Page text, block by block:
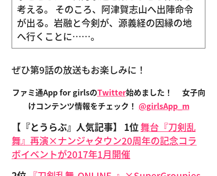
考える。 そのころ、阿津賀志山へ出陣命令
が出る。岩融と今剣が、源義経の因縁の地
へ行くことに……。
ぜひ第9話の放送もお楽しみに！
ファミ通App for girlsのTwitter始めました！
女子向
けコンテンツ情報をチェック！ @girlsApp_m
【『とうらぶ』人気記事】 1位舞台『刀剣乱
舞』再演×ナンジャタウン20周年の記念コラ
ボイベントが2017年1月開催